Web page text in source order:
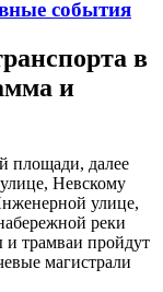
события
в
и
площади, далее
Невскому
улице,
реки
трамваи пройдут
магистрали